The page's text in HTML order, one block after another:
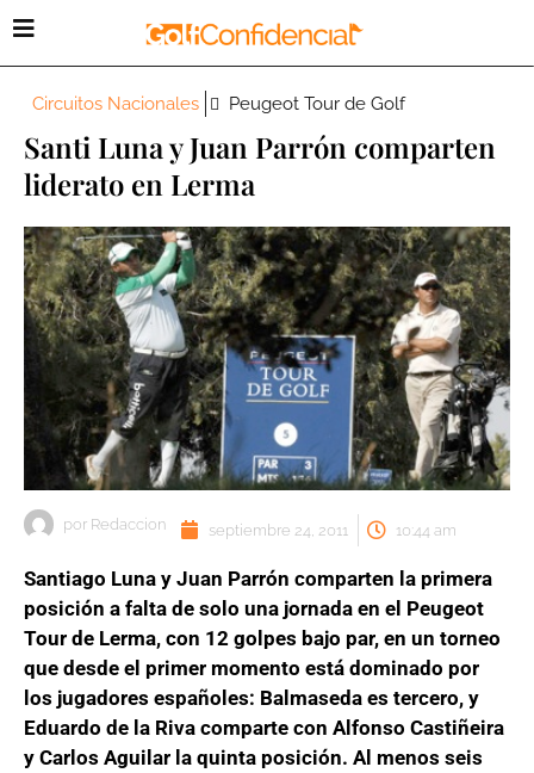
Circuitos Nacionales Peugeot Tour de Golf
Santi Luna y Juan Parrón comparten
liderato en Lerma
por Redaccion septiembre 24, 2011 10:44 am
Santiago Luna y Juan Parrón comparten la primera
posición a falta de solo una jornada en el Peugeot
Tour de Lerma, con 12 golpes bajo par, en un torneo
que desde el primer momento está dominado por
los jugadores españoles: Balmaseda es tercero, y
Eduardo de la Riva comparte con Alfonso Castiñeira
y Carlos Aguilar la quinta posición. Al menos seis